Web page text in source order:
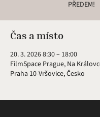
PŘEDEM!
Čas a místo
20. 3. 2026 8:30 – 18:00
FilmSpace Prague, Na
Praha 10-Vršovice, Česko